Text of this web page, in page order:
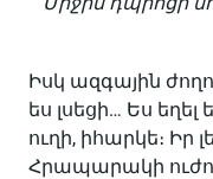
Իսկ ազգային
ես լսեցի… Ես եղել
ուղի, իհարկե։ Իր
Հրապարակի